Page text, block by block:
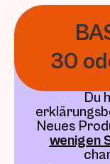
30
Du
Neues
wenigen